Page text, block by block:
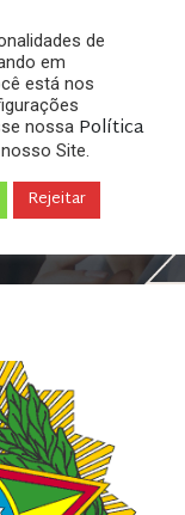
Marco Civil da
de
em
está nos
nossa Política
Site.
Rejeitar